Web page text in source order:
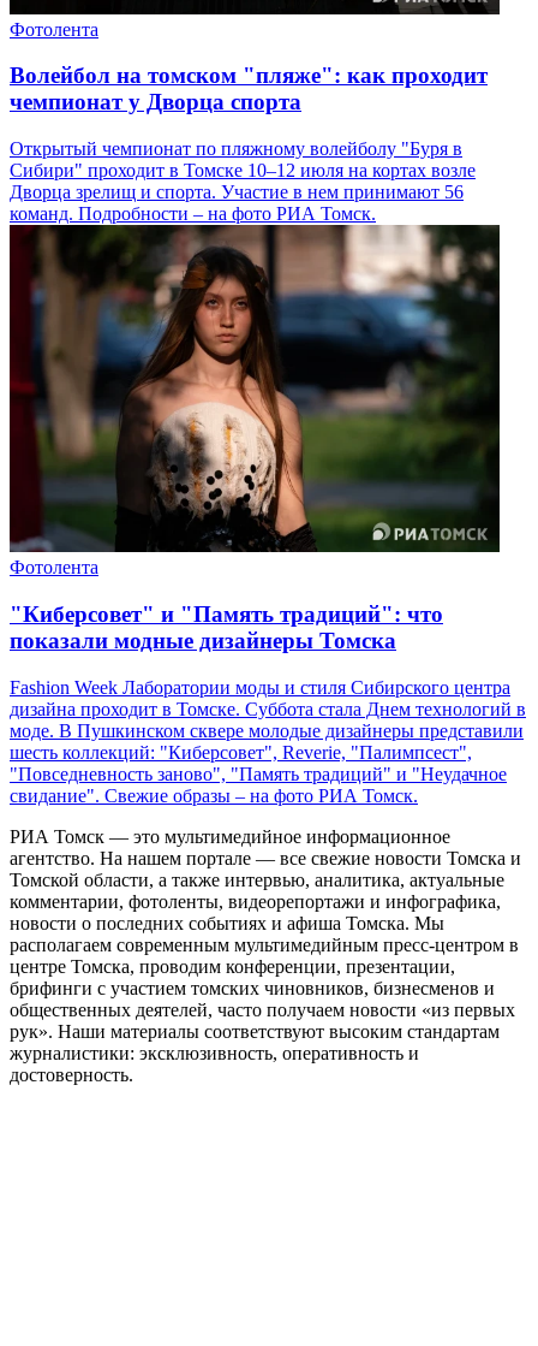
Фотолента
Волейбол на томском "пляже": как проходит
чемпионат у Дворца спорта
Открытый чемпионат по пляжному волейболу "Буря в
Сибири" проходит в Томске 10–12 июля на кортах возле
Дворца зрелищ и спорта. Участие в нем принимают 56
команд. Подробности – на фото РИА Томск.
Фотолента
"Киберсовет" и "Память традиций": что
показали модные дизайнеры Томска
Fashion Week Лаборатории моды и стиля Сибирского центра
дизайна проходит в Томске. Суббота стала Днем технологий в
моде. В Пушкинском сквере молодые дизайнеры представили
шесть коллекций: "Киберсовет", Reverie, "Палимпсест",
"Повседневность заново", "Память традиций" и "Неудачное
свидание". Свежие образы – на фото РИА Томск.
РИА Томск — это мультимедийное информационное
агентство. На нашем портале — все свежие новости Томска и
Томской области, а также интервью, аналитика, актуальные
комментарии, фотоленты, видеорепортажи и инфографика,
новости о последних событиях и афиша Томска. Мы
располагаем современным мультимедийным пресс-центром в
центре Томска, проводим конференции, презентации,
брифинги с участием томских чиновников, бизнесменов и
общественных деятелей, часто получаем новости «из первых
рук». Наши материалы соответствуют высоким стандартам
журналистики: эксклюзивность, оперативность и
достоверность.